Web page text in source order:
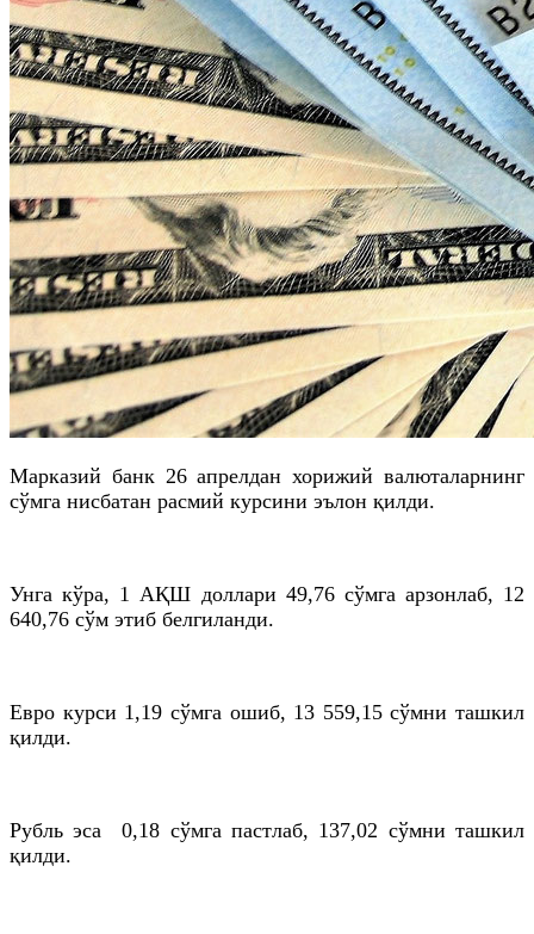
Марказий банк 26 апрелдан хорижий валюталарнинг
сўмга нисбатан расмий курсини эълон қилди.
Унга кўра, 1 АҚШ доллари 49,76 сўмга арзонлаб, 12
640,76 сўм этиб белгиланди.
Евро курси 1,19 сўмга ошиб, 13 559,15 сўмни ташкил
қилди.
Рубль эса 0,18 сўмга пастлаб, 137,02 сўмни ташкил
қилди.